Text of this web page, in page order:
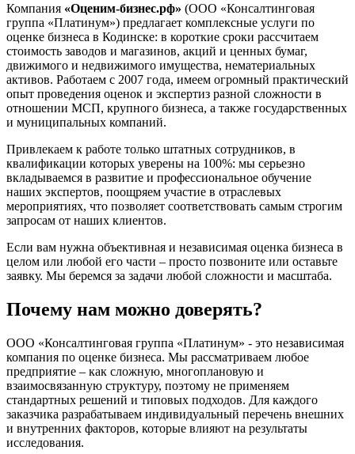
Компания «Оценим-бизнес.рф» (ООО «Консалтинговая
группа «Платинум») предлагает комплексные услуги по
оценке бизнеса в Кодинске: в короткие сроки рассчитаем
стоимость заводов и магазинов, акций и ценных бумаг,
движимого и недвижимого имущества, нематериальных
активов. Работаем с 2007 года, имеем огромный практический
опыт проведения оценок и экспертиз разной сложности в
отношении МСП, крупного бизнеса, а также государственных
и муниципальных компаний.
Привлекаем к работе только штатных сотрудников, в
квалификации которых уверены на 100%: мы серьезно
вкладываемся в развитие и профессиональное обучение
наших экспертов, поощряем участие в отраслевых
мероприятиях, что позволяет соответствовать самым строгим
запросам от наших клиентов.
Если вам нужна объективная и независимая оценка бизнеса в
целом или любой его части – просто позвоните или оставьте
заявку. Мы беремся за задачи любой сложности и масштаба.
Почему нам можно доверять?
ООО «Консалтинговая группа «Платинум» - это независимая
компания по оценке бизнеса. Мы рассматриваем любое
предприятие – как сложную, многоплановую и
взаимосвязанную структуру, поэтому не применяем
стандартных решений и типовых подходов. Для каждого
заказчика разрабатываем индивидуальный перечень внешних
и внутренних факторов, которые влияют на результаты
исследования.
Баймак
Балабаново
Балаково
Балашиха
Балашов
Барабинск
Барнаул
Бахчисарай
Белая Калитва
Белгород
Белебей
Белово
Белогорск
Белорецк
Белореченск
Белоярский
Березники
Бийск
Биробиджан
Бирск
Бирюч
Благовещенск
Благодарный